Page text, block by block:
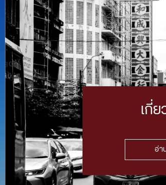
เกี่ย
อ่า